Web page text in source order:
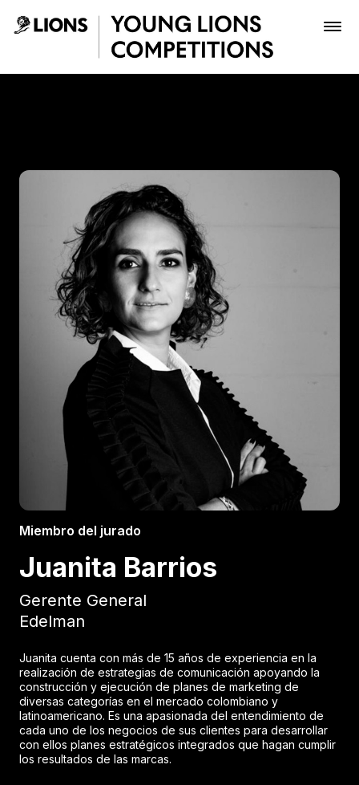
Saltar al contenido principal
Inscribir
Boletería
Miembro del jurado
Juanita Barrios
Gerente General
Edelman
Juanita cuenta con más de 15 años de experiencia en la
realización de estrategias de comunicación apoyando la
construcción y ejecución de planes de marketing de
diversas categorías en el mercado colombiano y
latinoamericano. Es una apasionada del entendimiento de
cada uno de los negocios de sus clientes para desarrollar
con ellos planes estratégicos integrados que hagan cumplir
los resultados de las marcas.